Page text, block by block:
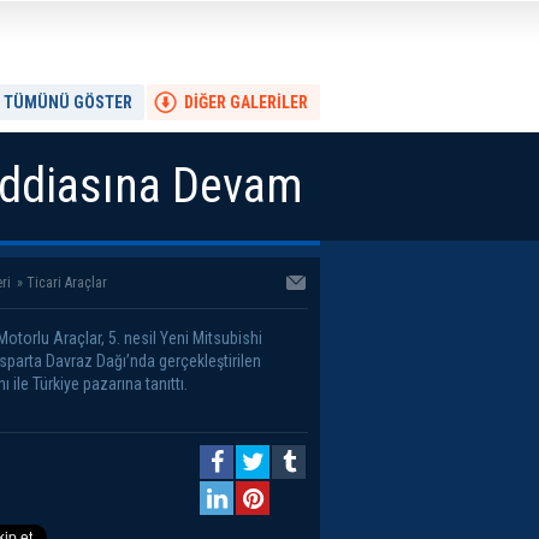
DİĞER GALERİLER
TÜMÜNÜ GÖSTER
Devam
» Ticari Araçlar
Araçlar, 5. nesil Yeni Mitsubishi
Isparta Davraz Dağı’nda gerçekleştirilen
ile Türkiye pazarına tanıttı.